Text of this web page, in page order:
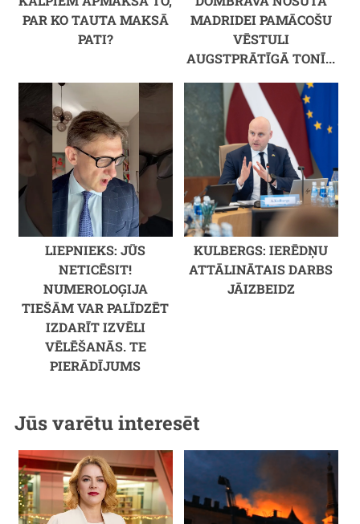
PAR KO TAUTA MAKSĀ
PATI?
MADRIDEI PAMĀCOŠU
VĒSTULI
AUGSTPRĀTĪGĀ TONĪ...
LIEPNIEKS: JŪS
NETICĒSIT!
NUMEROLOĢIJA
TIEŠĀM VAR PALĪDZĒT
IZDARĪT IZVĒLI
VĒLĒŠANĀS. TE
PIERĀDĪJUMS
KULBERGS: IERĒDŅU
ATTĀLINĀTAIS DARBS
JĀIZBEIDZ
Jūs varētu interesēt